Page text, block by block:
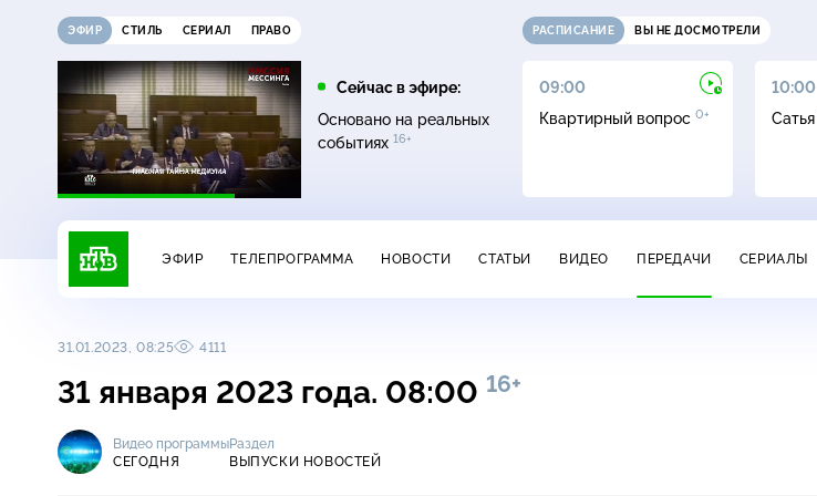
ЭФИР СТИЛЬ СЕРИАЛ ПРАВО
Сейчас в эфире:
Основано на реальных
событиях 16+
РАСПИСАНИЕ ВЫ НЕ ДОСМОТРЕЛИ
07:20
Главная дорога16+
08:00
Живая еда 12+
09:00
Квартирный вопрос 0+
10:00
Сатья
ЭФИР ТЕЛЕПРОГРАММА НОВОСТИ СТАТЬИ ВИДЕО ПЕРЕДАЧИ СЕРИАЛЫ
31.01.2023, 08:25 4111
31 января 2023 года. 08:00 16+
Видео программы
СЕГОДНЯ
Раздел
ВЫПУСКИ НОВОСТЕЙ